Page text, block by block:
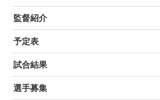
監督紹介
予定表
試合結果
選手募集